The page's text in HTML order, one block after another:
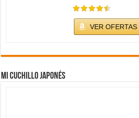
VER OFERTAS
Mi cuchillo japonés